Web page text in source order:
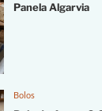
Panela Algarvia
Bolos